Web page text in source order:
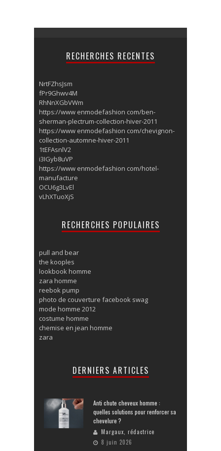
RECHERCHES RECENTES
NrtFZhsJsm
fPr9Ghwv4M
RhNnXGbVWm
https://www enmodefashion com/ben-
sherman-plectrum-collection-hiver-2011
https://www enmodefashion com/chevignon-
collection-automne-hiver-2011
1tEFAsnlV2
i3IGyb8uVP
https://www enmodefashion com/hotel-
manufacture
OCU6g3LvEl
vLhXTuoXjS
RECHERCHES POPULAIRES
pull and bear
the kooples
lookbook homme
zara homme
reebok pump
photo de couverture facebook swag
mode homme 2012
costume homme
chemise en jean homme
zara
DERNIERS ARTICLES
Anti chute cheveux homme :
quelles solutions pour renforcer sa
chevelure ?
Margaux, rédactrice
8 juin 2026